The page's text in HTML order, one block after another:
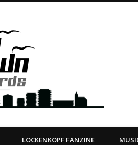
| BOOKING
LOCKENKOPF FANZINE